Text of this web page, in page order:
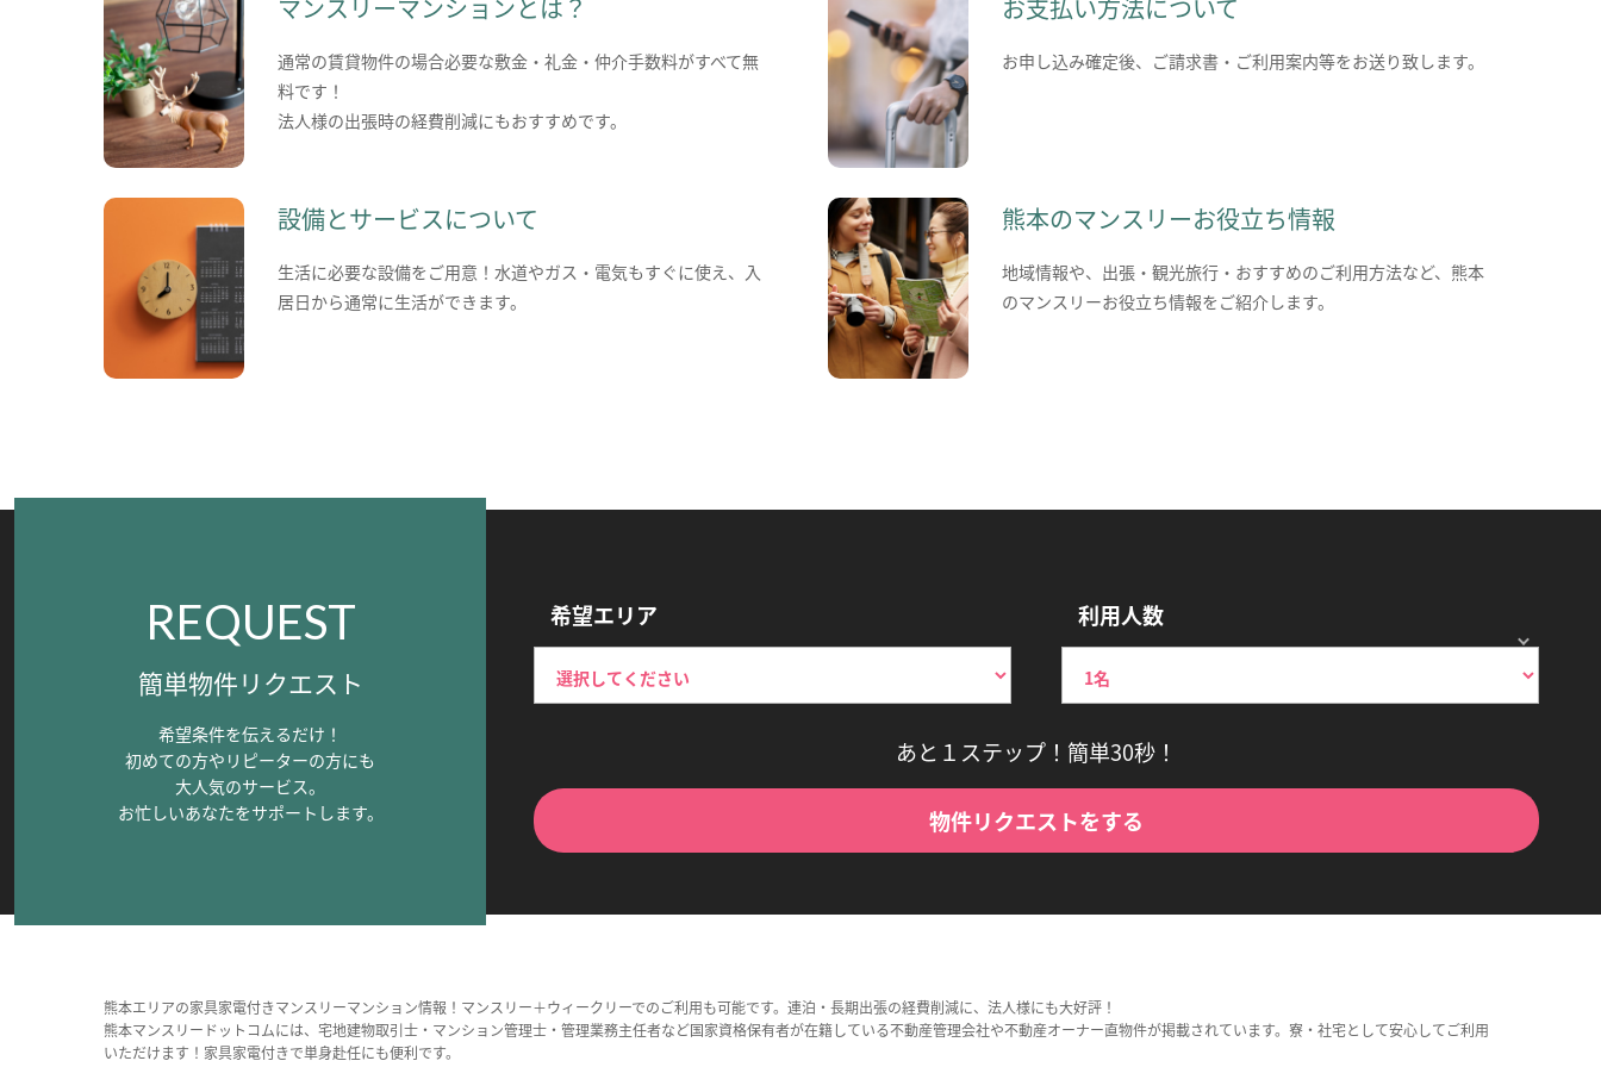
マンスリーマンションとは？
通常の賃貸物件の場合必要な敷金・礼金・仲介手数料がすべて無
料です！
法人様の出張時の経費削減にもおすすめです。
お支払い方法について
お申し込み確定後、ご請求書・ご利用案内等をお送り致します。
設備とサービスについて
生活に必要な設備をご用意！水道やガス・電気もすぐに使え、入
居日から通常に生活ができます。
熊本のマンスリーお役立ち情報
地域情報や、出張・観光旅行・おすすめのご利用方法など、熊本
のマンスリーお役立ち情報をご紹介します。
REQUEST
簡単物件リクエスト
希望条件を伝えるだけ！
初めての方やリピーターの方にも
大人気のサービス。
お忙しいあなたをサポートします。
希望エリア 利用人数
あと１ステップ！簡単30秒！
物件リクエストをする
熊本エリアの家具家電付きマンスリーマンション情報！マンスリー＋ウィークリーでのご利用も可能です。連泊・長期出張の経費削減に、法人様にも大好評！
熊本マンスリードットコムには、宅地建物取引士・マンション管理士・管理業務主任者など国家資格保有者が在籍している不動産管理会社や不動産オーナー直物件が掲載されています。寮・社宅として安心してご利用
いただけます！家具家電付きで単身赴任にも便利です。